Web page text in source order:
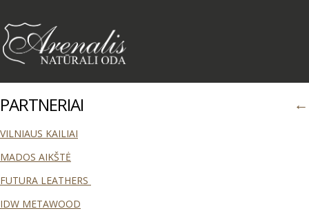
PARTNERIAI ←
VILNIAUS KAILIAI
MADOS AIKŠTĖ
FUTURA LEATHERS
IDW METAWOOD